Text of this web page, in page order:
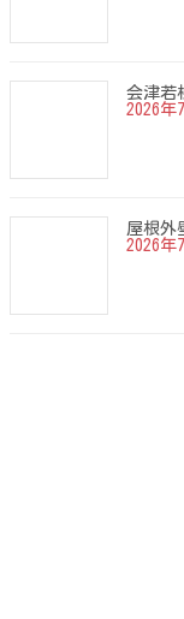
会津若
2026年
屋根
2026年